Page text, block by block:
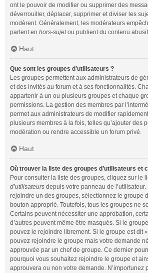
ont le pouvoir de modifier ou supprimer des
déverrouiller, déplacer, supprimer et diviser les
modèrent. Généralement, les modérateurs
partent en hors-sujetou publient du contenu
Haut
Que sont les groupes d’utilisateurs ?
Les groupes permettent aux administrateurs de
et des invités au forum et à ses fonctionnalités.
appartenir à un ou plusieurs groupes et chaque
permissions. La gestion des membres par
permet aux administrateurs de modifier
plusieurs membres à la fois, telles qu’ajouter des
modération ou rendre accessible un forum privé.
Haut
Où trouver la liste des groupes d’utilisateurs et
Pour consulter la liste des groupes, cliquez sur le
d’utilisateurs depuis votre panneau de
rejoindre un des groupes, sélectionnez le groupe
bouton approprié. Toutefois, tous les groupes ne
Certains peuvent nécessiter une approbation,
d’autres peuvent même être masqués. Si le
pouvez le rejoindre librement. Si le groupe est dit
pouvez rejoindre le groupe mais votre demande
approuvée par un chef de groupe. Ce dernier
pourquoi vous souhaitez rejoindre le groupe et
approuvera ou non votre demande. N’importunez